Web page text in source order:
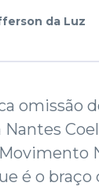
da Luz
omissão
é o braço